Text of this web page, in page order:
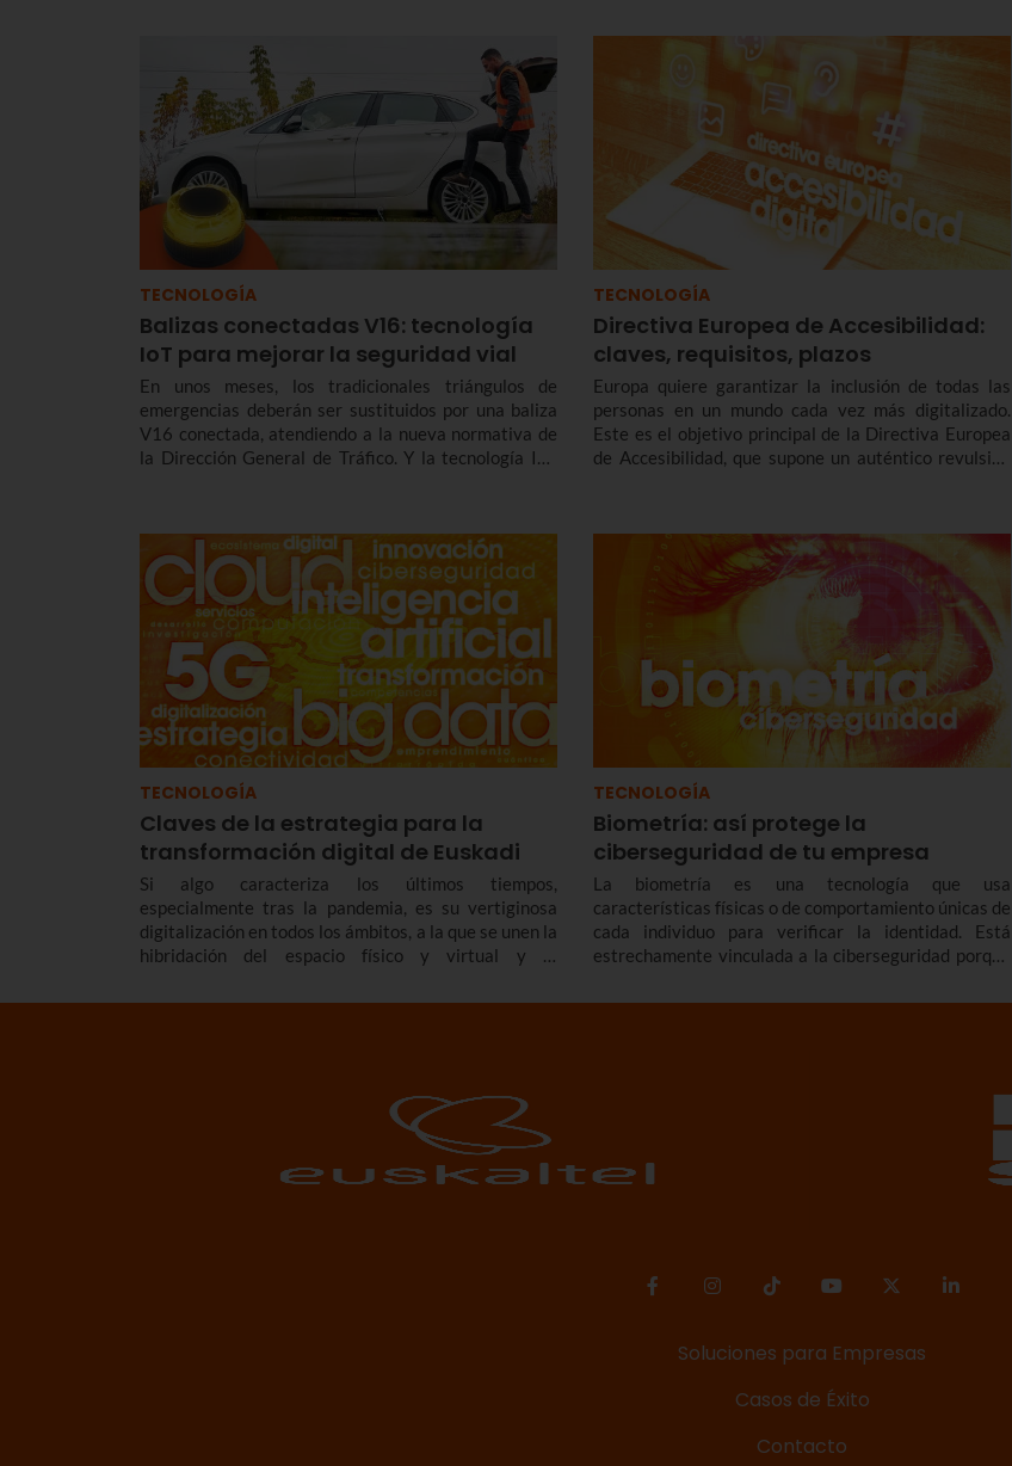
TECNOLOGÍA
Balizas conectadas V16: tecnología
IoT para mejorar la seguridad vial
En unos meses, los tradicionales triángulos de
emergencias deberán ser sustituidos por una baliza
V16 conectada, atendiendo a la nueva normativa de
la Dirección General de Tráfico. Y la tecnología IoT
TECNOLOGÍA
Directiva Europea de Accesibilidad:
claves, requisitos, plazos
Europa quiere garantizar la inclusión de todas las
personas en un mundo cada vez más digitalizado.
Este es el objetivo principal de la Directiva Europea
de Accesibilidad, que supone un auténtico revulsivo
TECNOLOGÍA
Claves de la estrategia para la
transformación digital de Euskadi
Si algo caracteriza los últimos tiempos,
especialmente tras la pandemia, es su vertiginosa
digitalización en todos los ámbitos, a la que se unen la
hibridación del espacio físico y virtual y el
crecimiento económico derivados de la creciente
TECNOLOGÍA
Biometría: así protege la
ciberseguridad de tu empresa
La biometría es una tecnología que usa
características físicas o de comportamiento únicas de
cada individuo para verificar la identidad. Está
estrechamente vinculada a la ciberseguridad porque
para mejorar la seguridad en la autenticación o el
Soluciones para Empresas
Casos de Éxito
Contacto